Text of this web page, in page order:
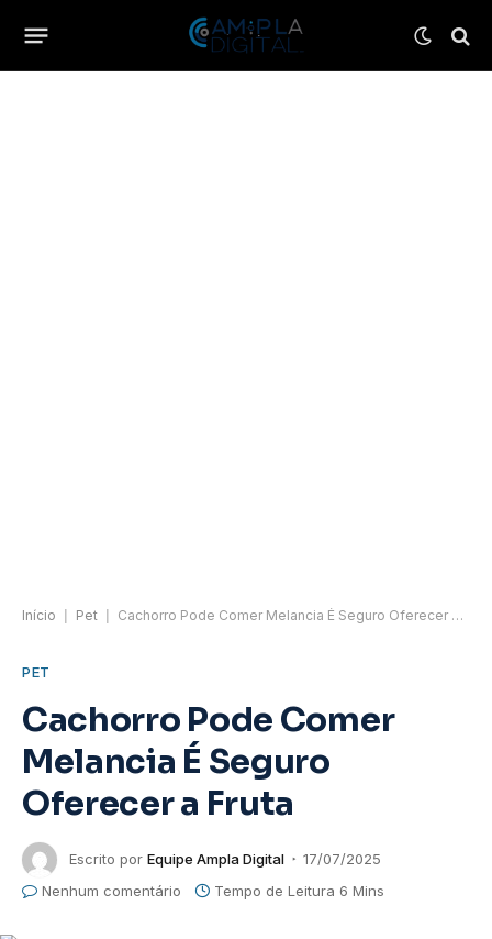
Início Pet Cachorro Pode Comer Melancia É Seguro Oferecer a Fruta
PET
Cachorro Pode Comer
Melancia É Seguro
Oferecer a Fruta
Escrito por Equipe Ampla Digital
17/07/2025
Nenhum comentário
Tempo de Leitura 6 Mins